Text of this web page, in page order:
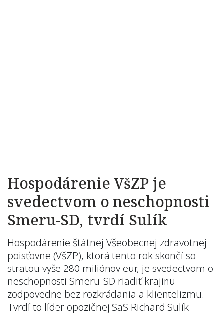
Hospodárenie VšZP je
svedectvom o neschopnosti
Smeru-SD, tvrdí Sulík
Hospodárenie štátnej Všeobecnej zdravotnej
poisťovne (VšZP), ktorá tento rok skončí so
stratou vyše 280 miliónov eur, je svedectvom o
neschopnosti Smeru-SD riadiť krajinu
zodpovedne bez rozkrádania a klientelizmu.
Tvrdí to líder opozičnej SaS Richard Sulík